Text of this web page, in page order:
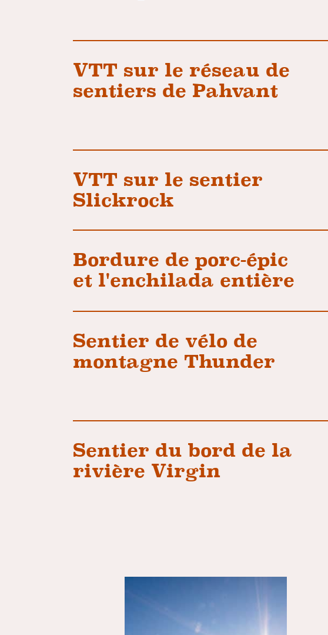
VTT sur le réseau de
sentiers de Pahvant
VTT sur le sentier
Slickrock
Bordure de porc-épic
et l'enchilada entière
Sentier de vélo de
montagne Thunder
Sentier du bord de la
rivière Virgin